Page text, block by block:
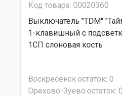
Код товара: 00020360
Выключатель "TDM"
1-клавишный с
1СП слоновая кость
Воскресенскостаток: 0
Орехово-Зуево остаток: 0